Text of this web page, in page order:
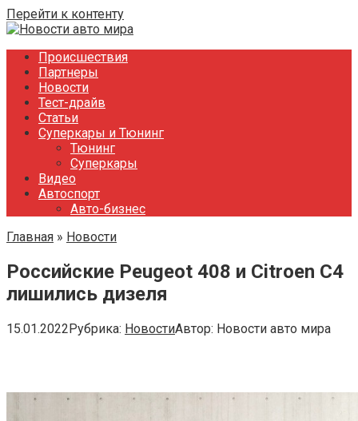
Перейти к контенту
Происшествия
Партнеры
Новости
Тест-драйв
Статьи
Суперкары и Тюнинг
Тюнинг
Суперкары
Видео
Автоспорт
Авто-бизнес
Главная » Новости
Российские Peugeot 408 и Citroen C4
лишились дизеля
15.01.2022Рубрика: НовостиАвтор: Новости авто мира